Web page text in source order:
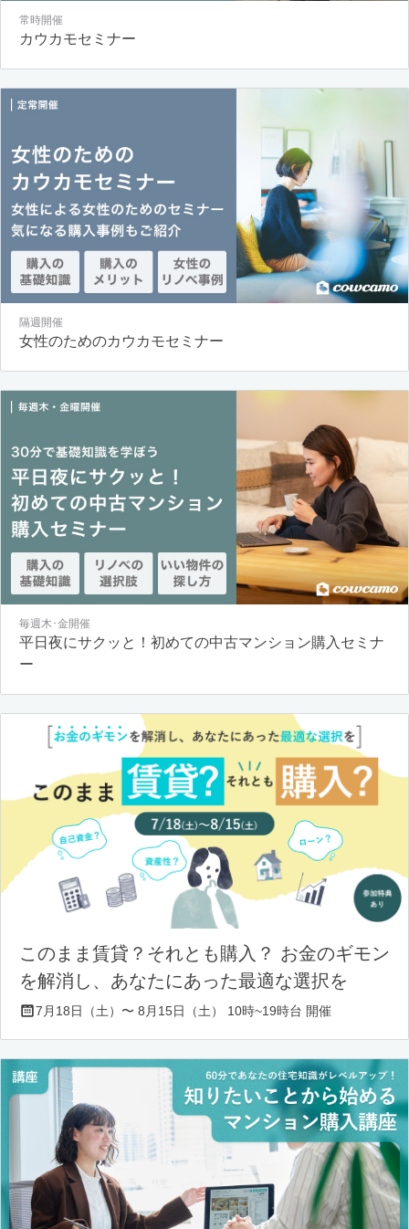
常時開催
カウカモセミナー
隔週開催
女性のためのカウカモセミナー
毎週木･金開催
平日夜にサクッと！初めての中古マンション購入セミナ
ー
このまま賃貸？それとも購入？ お金のギモン
を解消し、あなたにあった最適な選択を
7月18日（土）〜 8月15日（土） 10時~19時台 開催